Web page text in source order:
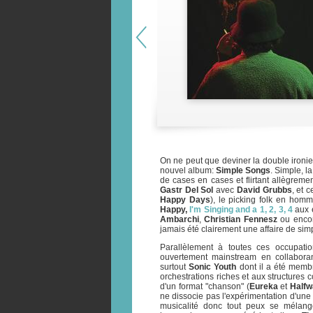
On ne peut que deviner la double
nouvel album:Simple Songs. Simple,
de cases en cases et flirtant
Gastr Del Sol avec David Grubbs, et
Happy Days), le picking folk en
Happy, I'm Singing and a 1, 2, 3, 4aux
Ambarchi,Christian Fenneszou
jamais été clairement une affaire de
Parallèlement à toutes ces
ouvertement mainstream en
surtoutSonic Youth dont il a été
orchestrations riches et aux structures
d'un format "chanson" (Eurekaet
ne dissocie pas l'expérimentation
musicalité donc tout peux se